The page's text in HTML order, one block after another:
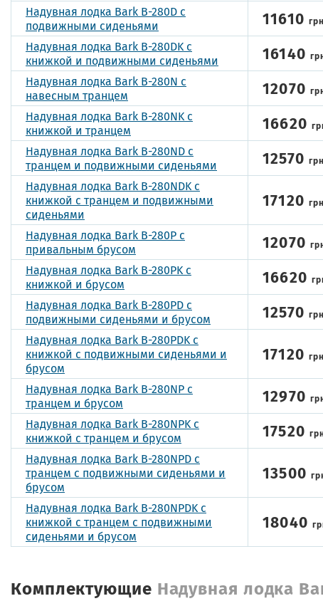
Надувная лодка Bark B-280D с
подвижными сиденьями
11610грн
Надувная лодка Bark B-280DK с
книжкой и подвижными сиденьями
16140
Надувная лодка Bark B-280N с
навесным транцем
12070
Надувная лодка Bark B-280NK с
книжкой и транцем
16620
Надувная лодка Bark B-280ND с
транцем и подвижными сиденьями
12570грн
Надувная лодка Bark B-280NDK с
книжкой с транцем и подвижными
сиденьями
17120грн
Надувная лодка Bark B-280P с
привальным брусом
12070
Надувная лодка Bark B-280PK с
книжкой и брусом
16620
Надувная лодка Bark B-280PD с
подвижными сиденьями и брусом
12570грн
Надувная лодка Bark B-280PDK с
книжкой с подвижными сиденьями и
брусом
17120грн
Надувная лодка Bark B-280NP c
транцем и брусом
12970
Надувная лодка Bark B-280NPK с
книжкой с транцем и брусом
17520
Надувная лодка Bark B-280NPD c
транцем с подвижными сиденьями и
брусом
13500
Надувная лодка Bark B-280NPDK с
книжкой с транцем с подвижными
сиденьями и брусом
18040
Комплектующие Надувная лодка